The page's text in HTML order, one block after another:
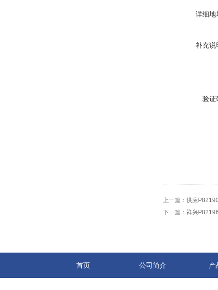
详细地
补充说
验证
上一篇： 供应
下一篇： 祥兴
首页 公司简介 产